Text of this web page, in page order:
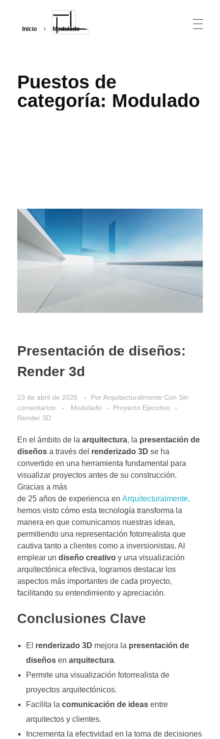
Inicio Modulado
Puestos de
categoría: Modulado
Presentación de diseños:
Render 3d
23 de abril de 2026 PorArquitecturalmente Con Sin
comentarios
Modulado
Proyecto Ejecutivo
Render 3D
En el ámbito de la arquitectura, la presentación de
diseños a través del renderizado 3D se ha
convertido en una herramienta fundamental para
visualizar proyectos antes de su construcción.
Gracias a más
de 25 años de experiencia en Arquitecturalmente,
hemos visto cómo esta tecnología transforma la
manera en que comunicamos nuestras ideas,
permitiendo una representación fotorrealista que
cautiva tanto a clientes como a inversionistas. Al
emplear un diseño creativo y una visualización
arquitectónica efectiva, logramos destacar los
aspectos más importantes de cada proyecto,
facilitando su entendimiento y apreciación.
Conclusiones Clave
El renderizado 3D mejora la presentación de
diseñosen arquitectura.
Permite una visualización fotorrealista de
proyectos arquitectónicos.
Facilita la comunicación de ideasentre
arquitectos y clientes.
Incrementa la efectividad en la toma de decisiones